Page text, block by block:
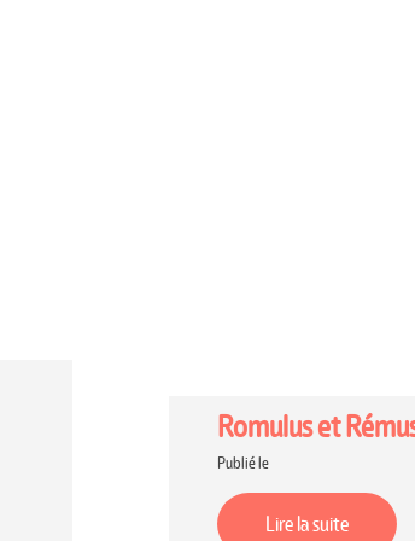
Romulus et
Publié le
Lire la suite